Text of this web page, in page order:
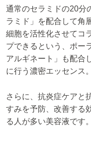
通常のセラミドの20分
ラミド」を配合して角
細胞を活性化させてコ
プできるという、ポー
アルギネート」も配合
に行う濃密エッセンス。
さらに、抗炎症ケアと
すみを予防、改善する
る人が多い美容液です。